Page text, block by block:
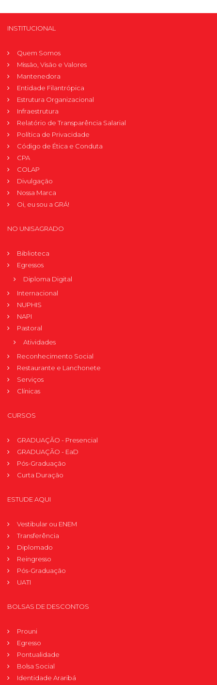
INSTITUCIONAL
Quem Somos
Missão, Visão e Valores
Mantenedora
Entidade Filantrópica
Estrutura Organizacional
Infraestrutura
Relatório de Transparência Salarial
Política de Privacidade
Código de Ética e Conduta
CPA
COLAP
Divulgação
Nossa Marca
Oi, eu sou a GRÁ!
NO UNISAGRADO
Biblioteca
Egressos
Diploma Digital
Internacional
NUPHIS
NAPI
Pastoral
Atividades
Reconhecimento Social
Restaurante e Lanchonete
Serviços
Clínicas
CURSOS
GRADUAÇÃO - Presencial
GRADUAÇÃO - EaD
Pós-Graduação
Curta Duração
ESTUDE AQUI
Vestibular ou ENEM
Transferência
Diplomado
Reingresso
Pós-Graduação
UATI
BOLSAS DE DESCONTOS
Prouni
Egresso
Pontualidade
Bolsa Social
Identidade Araribá